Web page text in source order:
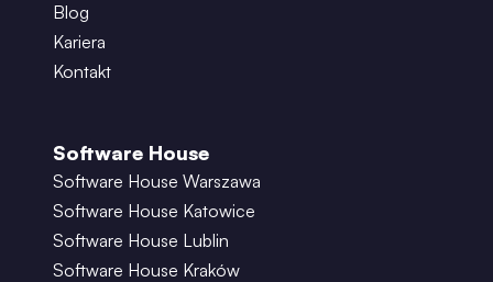
Blog
Kariera
Kontakt
Software House
Software House Warszawa
Software House Katowice
Software House Lublin
Software House Kraków